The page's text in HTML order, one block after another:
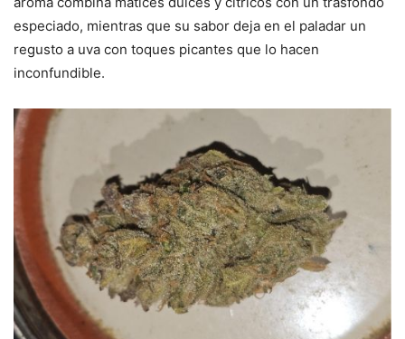
especiado, mientras que su sabor deja en el paladar un
regusto a uva con toques picantes que lo hacen
inconfundible.